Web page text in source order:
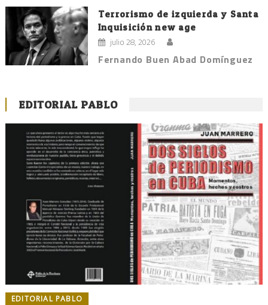
Terrorismo de izquierda y Santa
Inquisición new age
julio 28, 2026
Fernando Buen Abad Domínguez
EDITORIAL PABLO
EDITORIAL PABLO